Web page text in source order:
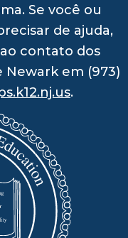
Se você ou
de ajuda,
contato dos
Newark em (973)
.